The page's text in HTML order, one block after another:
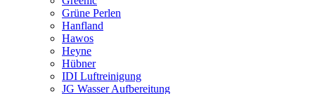
Grüne Perlen
Hanfland
Hawos
Heyne
Hübner
IDI Luftreinigung
JG Wasser Aufbereitung